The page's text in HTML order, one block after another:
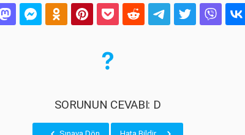
SORUNUN CEVABI: D